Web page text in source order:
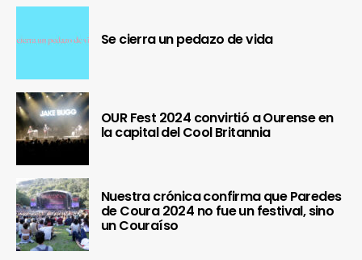
Se cierra un pedazo de vida
OUR Fest 2024 convirtió a Ourense en
la capital del Cool Britannia
Nuestra crónica confirma que Paredes
de Coura 2024 no fue un festival, sino
un Couraíso